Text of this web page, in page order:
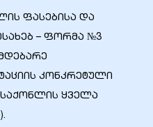
ფასებისა და
– ფორმა №3
კონკრეტული
ყველა